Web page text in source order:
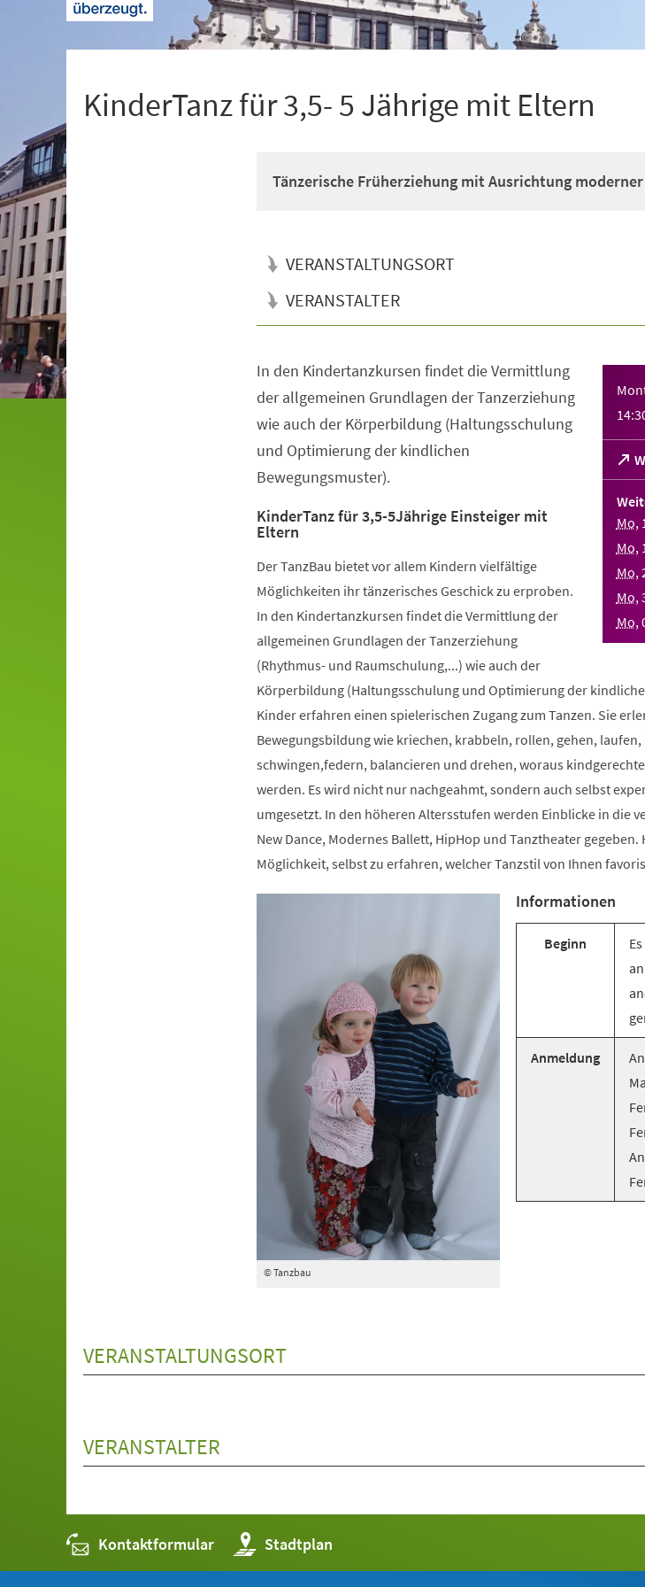
KinderTanz für 3,5- 5 Jährige mit Eltern
Tänzerische Früherziehung mit Ausrichtung moderner
VERANSTALTUNGSORT
VERANSTALTER
in
Tab)
Mo,
Mo,
Mo,
Mo,
Mo,
In den Kindertanzkursen findet die Vermittlung
der allgemeinen Grundlagen der Tanzerziehung
wie auch der Körperbildung (Haltungsschulung
und Optimierung der kindlichen
Bewegungsmuster).
KinderTanz für 3,5-5Jährige Einsteiger mit
Eltern
Der TanzBau bietet vor allem Kindern vielfältige
Möglichkeiten ihr tänzerisches Geschick zu erproben.
In den Kindertanzkursen findet die Vermittlung der
allgemeinen Grundlagen der Tanzerziehung
(Rhythmus- und Raumschulung,...) wie auch der
Körperbildung (Haltungsschulung und Optimierung der
Kinder erfahren einen spielerischen Zugang zum Tanzen. Sie
Bewegungsbildung wie kriechen, krabbeln, rollen, gehen,
schwingen,federn, balancieren und drehen, woraus
werden. Es wird nicht nur nachgeahmt, sondern auch selbst
umgesetzt. In den höheren Altersstufen werden Einblicke in die
New Dance, Modernes Ballett, HipHop und Tanztheater
Möglichkeit, selbst zu erfahren, welcher Tanzstil von Ihnen
© Tanzbau
Informationen
Beginn
Anmeldung
VERANSTALTUNGSORT
VERANSTALTER
Kontaktformular Stadtplan
(Öffnet
in
einem